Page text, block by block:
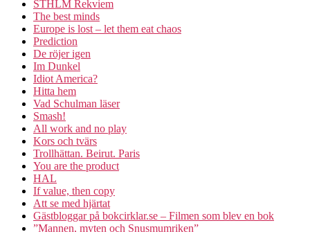
STHLM Rekviem
The best minds
Europe is lost – let them eat chaos
Prediction
De röjer igen
Im Dunkel
Idiot America?
Hitta hem
Vad Schulman läser
Smash!
All work and no play
Kors och tvärs
Trollhättan. Beirut. Paris
You are the product
HAL
If value, then copy
Att se med hjärtat
Gästbloggar på bokcirklar.se – Filmen som blev en bok
”Mannen, myten och Snusmumriken”